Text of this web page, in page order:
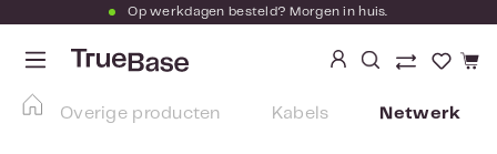
Ga naar de hoofdinhoud
Op werkdagen besteld? Morgen in huis.
Je
Overige producten Kabels Netwerk